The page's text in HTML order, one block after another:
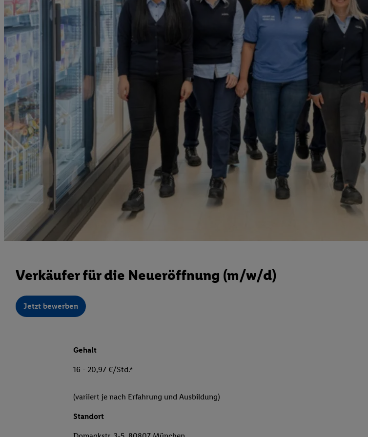
Verkäufer für die Neueröffnung (m/w/d)
Jetzt bewerben
Gehalt
16 - 20,97 €/Std.*
(variiert je nach Erfahrung und Ausbildung)
Standort